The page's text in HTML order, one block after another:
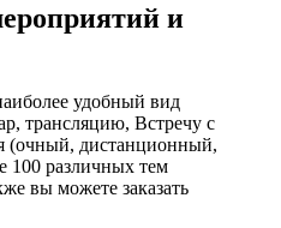
и
удобный вид
трансляцию, Встречу с
(очный, дистанционный,
100 различных тем
вы можете заказать